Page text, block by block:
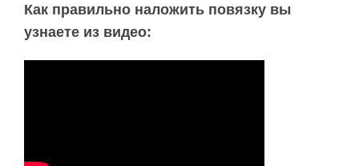
Как правильно наложить повязку вы
узнаете из видео: